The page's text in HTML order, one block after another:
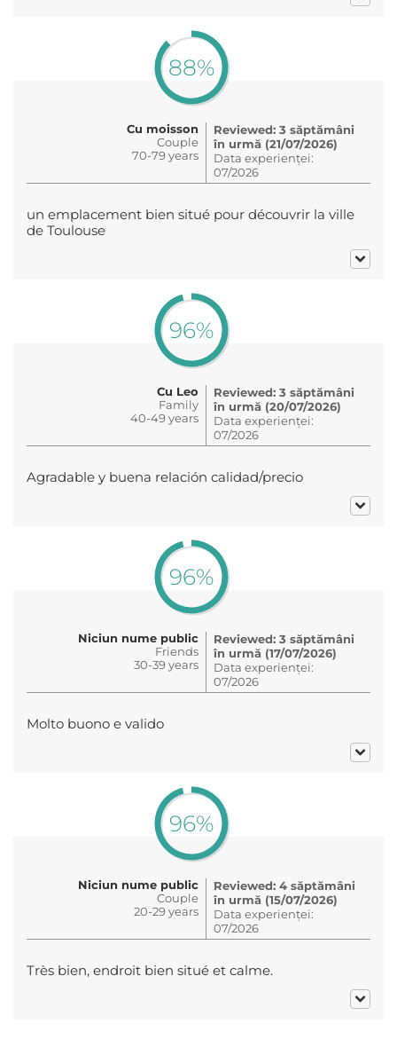
88%
Cu moisson
Couple
70-79 years
Reviewed: 3 săptămâni
în urmă (21/07/2026)
Data experienței:
07/2026
un emplacement bien situé pour découvrir la ville
de Toulouse
96%
Cu Leo
Family
40-49 years
Reviewed: 3 săptămâni
în urmă (20/07/2026)
Data experienței:
07/2026
Agradable y buena relación calidad/precio
96%
Niciun nume public
Friends
30-39 years
Reviewed: 3 săptămâni
în urmă (17/07/2026)
Data experienței:
07/2026
Molto buono e valido
96%
Niciun nume public
Couple
20-29 years
Reviewed: 4 săptămâni
în urmă (15/07/2026)
Data experienței:
07/2026
Très bien, endroit bien situé et calme.